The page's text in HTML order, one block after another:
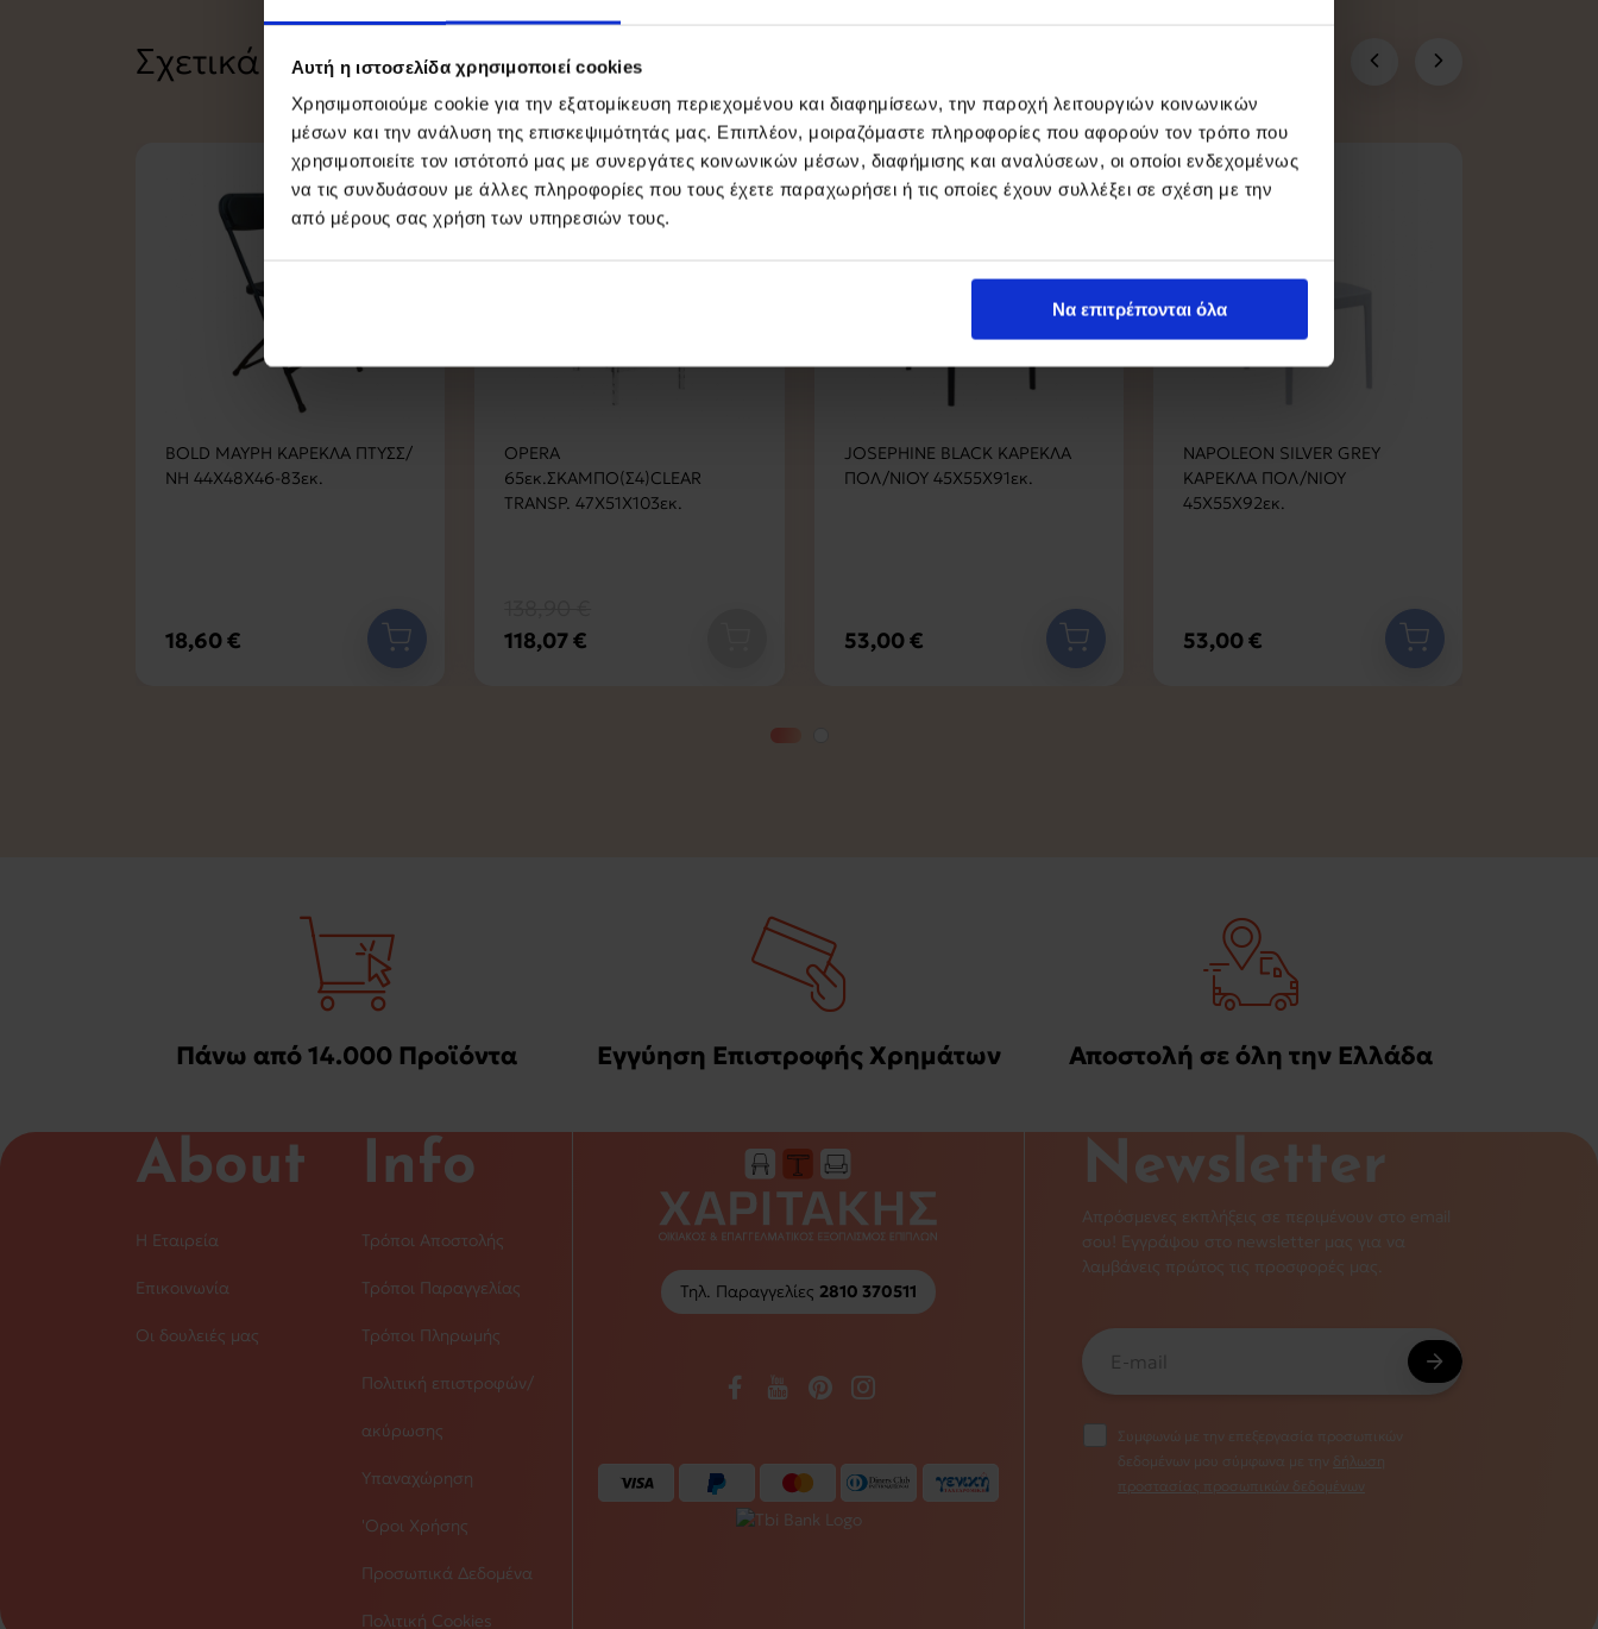
Αυτή η ιστοσελίδα χρησιμοποιεί cookies
Χρησιμοποιούμε cookie για την εξατομίκευση περιεχομένου και διαφημίσεων, την παροχή λειτουργιών κοινωνικών
μέσων και την ανάλυση της επισκεψιμότητάς μας. Επιπλέον, μοιραζόμαστε πληροφορίες που αφορούν τον τρόπο που
χρησιμοποιείτε τον ιστότοπό μας με συνεργάτες κοινωνικών μέσων, διαφήμισης και αναλύσεων, οι οποίοι ενδεχομένως
να τις συνδυάσουν με άλλες πληροφορίες που τους έχετε παραχωρήσει ή τις οποίες έχουν συλλέξει σε σχέση με την
από μέρους σας χρήση των υπηρεσιών τους.
Να επιτρέπονται όλα
Σχετικά Προϊόντα
BOLD ΜΑΥΡΗ ΚΑΡΕΚΛΑ ΠΤΥΣΣ/
ΝΗ 44Χ48Χ46-83εκ.
18,60 €
-15%
OPERA
65εκ.ΣΚΑΜΠΟ(Σ4)CLEAR
TRANSP. 47Χ51Χ103εκ.
118,07 €
JOSEPHINE BLACK ΚΑΡΕΚΛΑ
ΠΟΛ/ΝΙΟΥ 45X55X91εκ.
53,00 €
NAPOLEON SILVER GREY
ΚΑΡΕΚΛΑ ΠΟΛ/ΝΙΟΥ
45X55X92εκ.
53,00 €
Πάνω από 14.000 Προϊόντα Εγγύηση Επιστροφής Χρημάτων Αποστολή σε όλη την Ελλάδα
About
Η Εταιρεία
Επικοινωνία
Οι δουλειές μας
Info
Τρόποι Αποστολής
Τρόποι Παραγγελίας
Τρόποι Πληρωμής
Πολιτική επιστροφών/
ακύρωσης
Υπαναχώρηση
'Οροι Χρήσης
Προσωπικά Δεδομένα
Πολιτική Cookies
Τηλ. Παραγγελίες 2810 370511
Newsletter
Απρόσμενες εκπλήξεις σε περιμένουν στο email
σου! Εγγράψου στο newsletter μας για να
λαμβάνεις πρώτος τις προσφορές μας.
Συμφωνώ με την επεξεργασία προσωπικών
δεδομένων μου σύμφωνα με την
δήλωση
προστασίας προσωπικών δεδομένων